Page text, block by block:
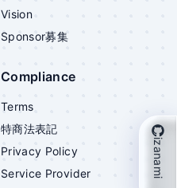
Vision
Sponsor募集
Compliance
Terms
特商法表記
Privacy Policy
Service Provider
izanami を支援